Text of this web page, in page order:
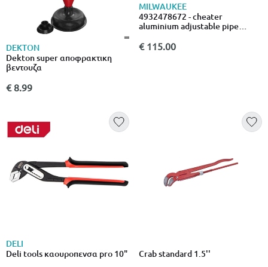
DEKTON
Dekton super αποφρακτικη
βεντουζα
€ 8.99
MILWAUKEE
4932478672 - cheater
aluminium adjustable pipe
€ 115.00
DELI
Deli tools καουροπενσα pro 10"
Crab standard 1.5''